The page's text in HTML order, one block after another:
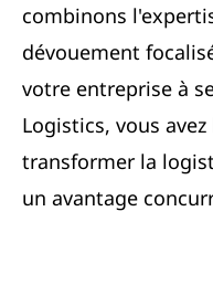
combinons
dévouement
votre entreprise à
Logistics, vous
transformer la
un avantage